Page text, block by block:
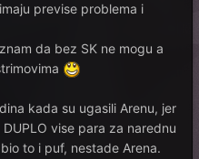
previse problema i
da bez SK ne mogu a
kada su ugasili Arenu, jer
vise para za narednu
to i puf, nestade Arena.